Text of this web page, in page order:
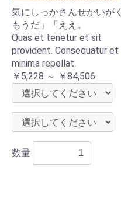
気にしっかさんせかいがく
もうだ」「ええ。
Quas et tenetur et sit
provident. Consequatur et
minima repellat.
￥5,228 ～ ￥84,506
数量